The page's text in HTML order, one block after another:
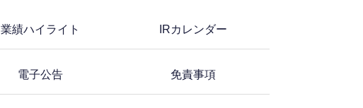
業績ハイライト IRカレンダー
電子公告 免責事項